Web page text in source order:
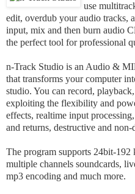
use
edit, overdub your audio tracks,
input, mix and then burn audio
the perfect tool for professional
n-Track Studio is an Audio &
that transforms your computer
studio. You can record,
exploiting the flexibility and
effects, realtime input
and returns, destructive and
The program supports 24bit-
multiple channels soundcards,
mp3 encoding and much more.